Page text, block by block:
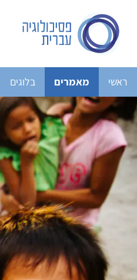
ראשי מאמרים בלוגים